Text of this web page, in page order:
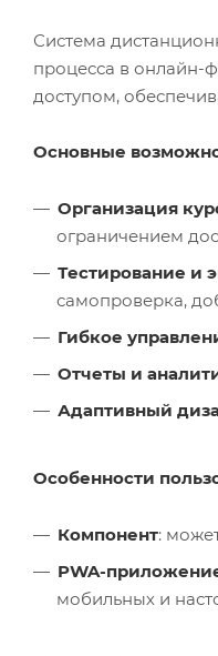
Система
процесса в онлайн-
доступом,
Основные
Организация
ограничением
Тестирование и
самопроверка,
Гибкое
Отчеты и
Адаптивный
Особенности
Компонент:
PWA-
мобильных и